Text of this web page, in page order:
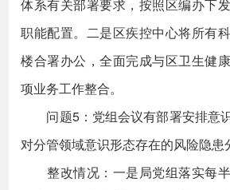
体系有关部署要求，按照区编办下
职能配置。二是区疾控中心将所有
楼合署办公，全面完成与区卫生健
项业务工作整合。
问题5：党组会议有部署安排意
对分管领域意识形态存在的风险隐患
整改情况：一是局党组落实每半